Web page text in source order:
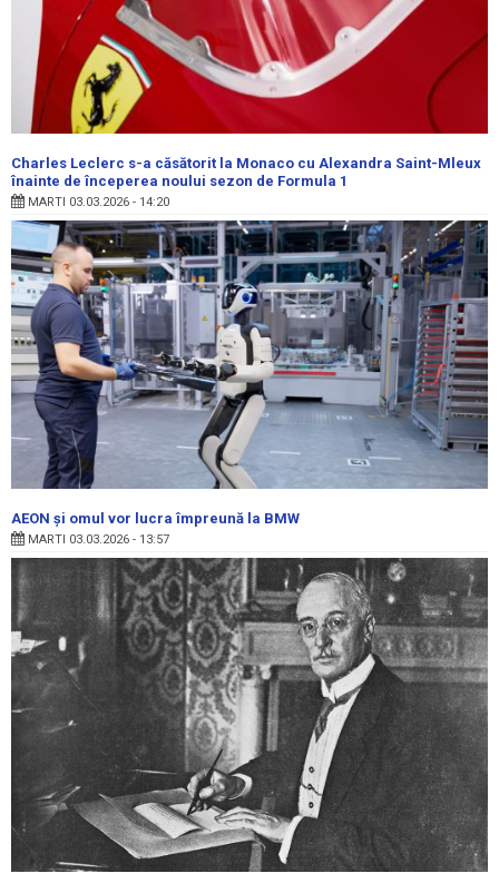
Charles Leclerc s-a căsătorit la Monaco cu Alexandra Saint-Mleux
înainte de începerea noului sezon de Formula 1
MARTI 03.03.2026 - 14:20
AEON și omul vor lucra împreună la BMW
MARTI 03.03.2026 - 13:57